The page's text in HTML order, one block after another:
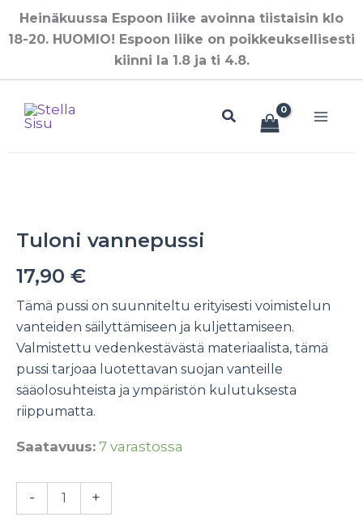
Siirry
sisältöön
Heinäkuussa Espoon liike avoinna tiistaisin klo
18-20. HUOMIO! Espoon liike on poikkeuksellisesti
kiinni la 1.8 ja ti 4.8.
Hae
Tuloni vannepussi
17,90 €
Tämä pussi on suunniteltu erityisesti voimistelun
vanteiden säilyttämiseen ja kuljettamiseen.
Valmistettu vedenkestävästä materiaalista, tämä
pussi tarjoaa luotettavan suojan vanteille
sääolosuhteista ja ympäristön kulutuksesta
riippumatta.
Saatavuus: 7 varastossa
-
vannepussi
+